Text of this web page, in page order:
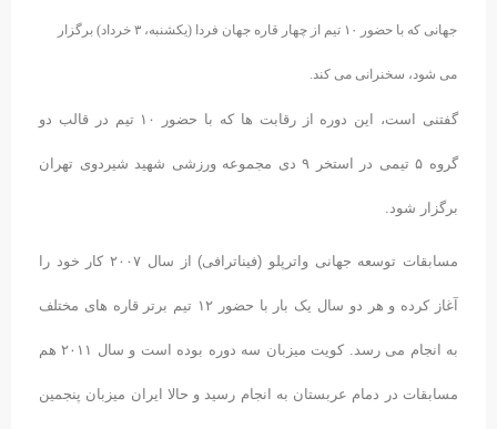
جهانی که با حضور ۱۰ تیم از چهار قاره جهان فردا (یکشنبه، ۳ خرداد) برگزار
می شود، سخنرانی می کند.
گفتنی است، این دوره از رقابت ها که با حضور ۱۰ تیم در قالب دو
گروه ۵ تیمی در استخر ۹ دی مجموعه ورزشی شهید شیردوی تهران
برگزار شود.
مسابقات توسعه جهانی واترپلو (فیناترافی) از سال ۲۰۰۷ کار خود را
آغاز کرده و هر دو سال یک بار با حضور ۱۲ تیم برتر قاره های مختلف
به انجام می رسد. کویت میزبان سه دوره بوده است و سال ۲۰۱۱ هم
مسابقات در دمام عربستان به انجام رسید و حالا ایران میزبان پنجمین